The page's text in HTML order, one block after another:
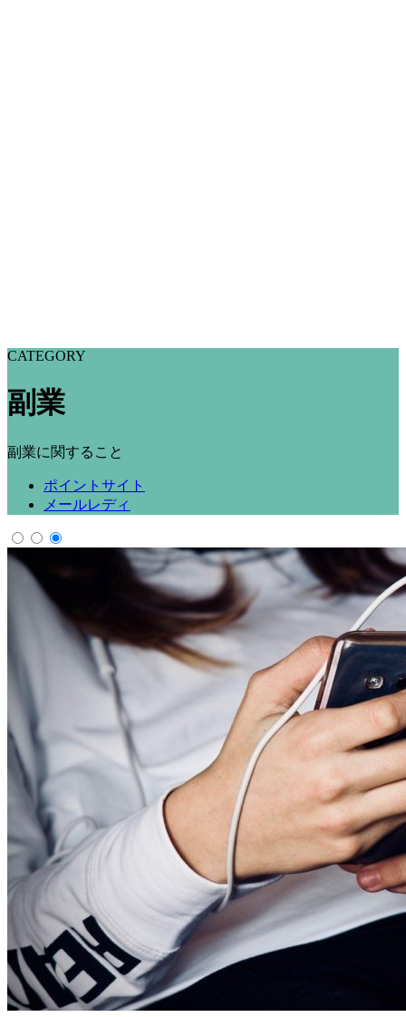
CATEGORY
副業
副業に関すること
ポイントサイト
メールレディ